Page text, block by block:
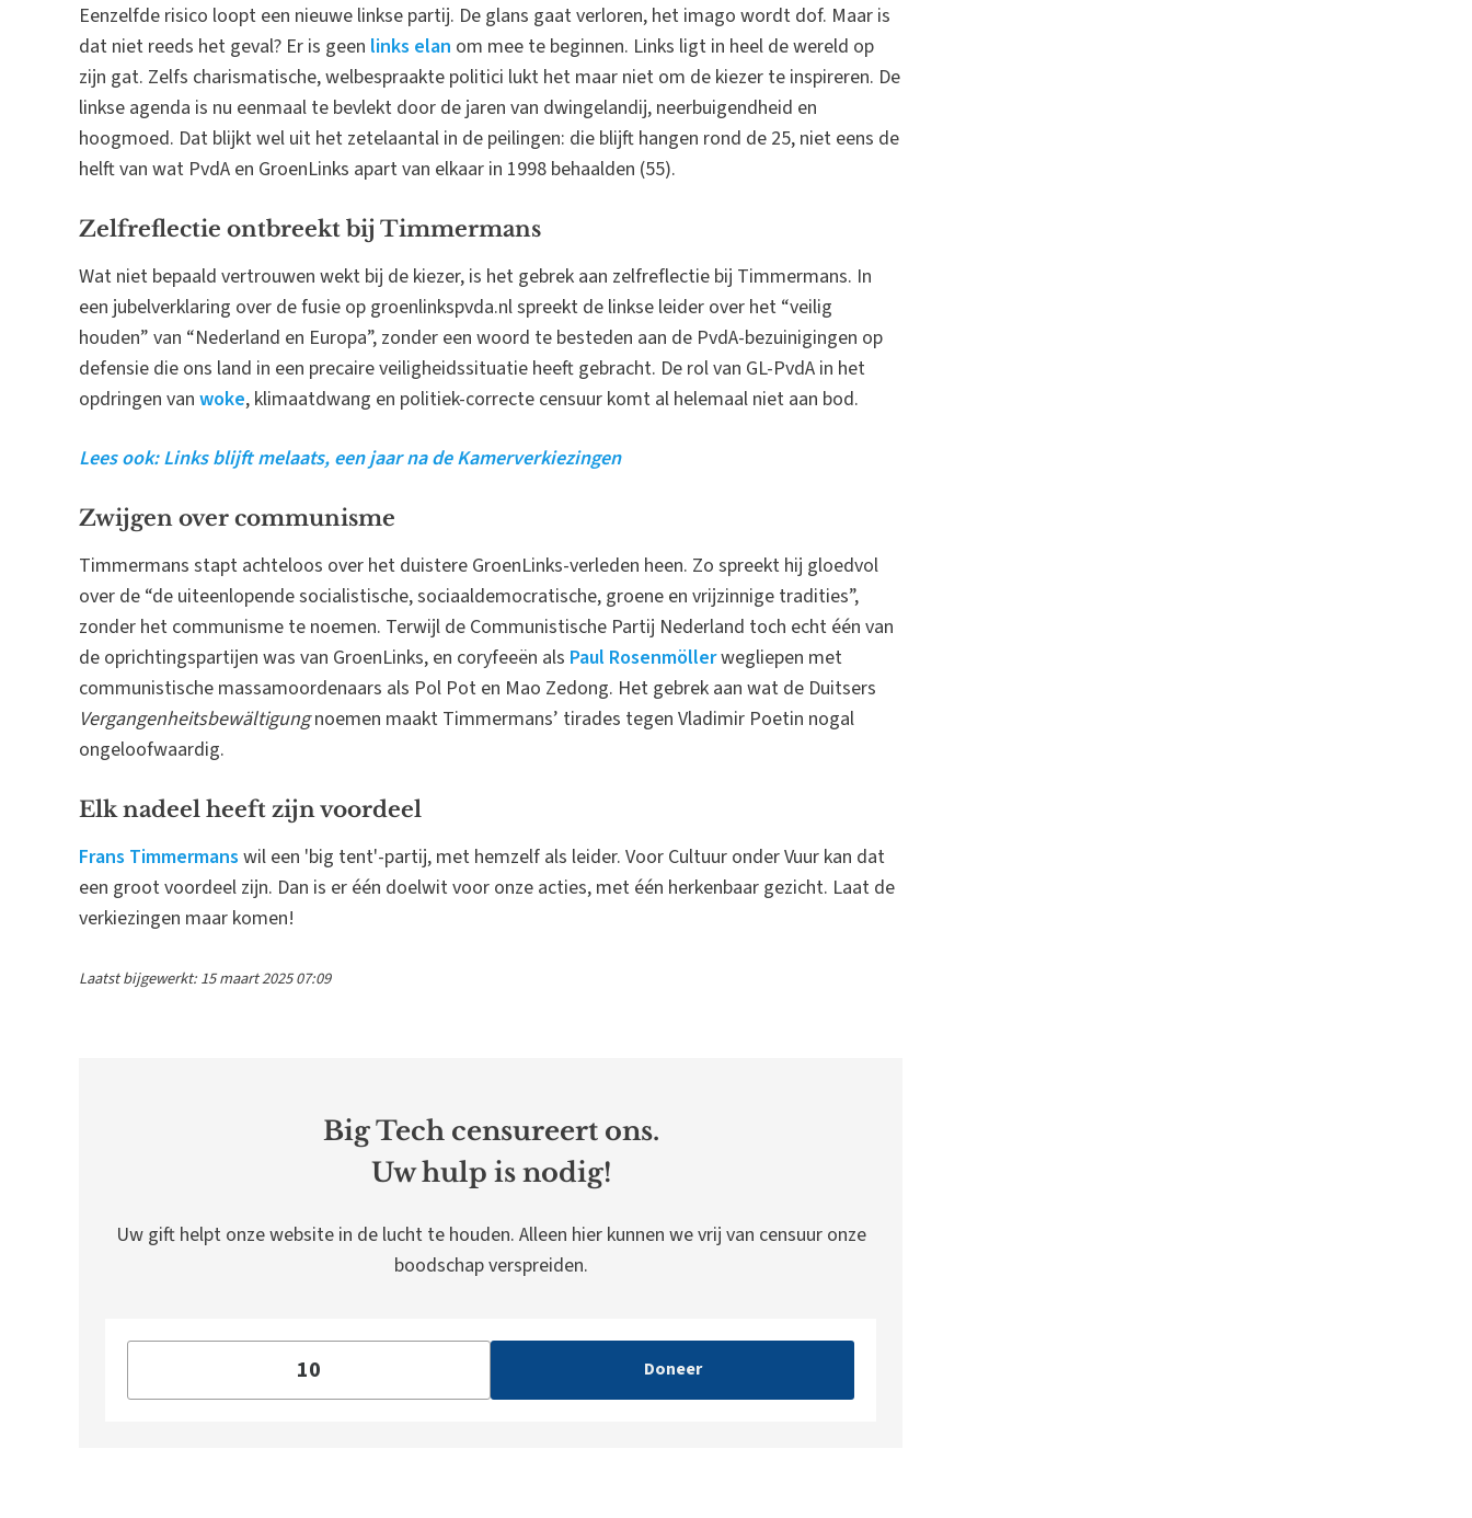
Eenzelfde risico loopt een nieuwe linkse partij. De glans gaat verloren, het imago wordt dof. Maar is
dat niet reeds het geval? Er is geen links elan om mee te beginnen. Links ligt in heel de wereld op
zijn gat. Zelfs charismatische, welbespraakte politici lukt het maar niet om de kiezer te inspireren. De
linkse agenda is nu eenmaal te bevlekt door de jaren van dwingelandij, neerbuigendheid en
hoogmoed. Dat blijkt wel uit het zetelaantal in de peilingen: die blijft hangen rond de 25, niet eens de
helft van wat PvdA en GroenLinks apart van elkaar in 1998 behaalden (55).
Zelfreflectie ontbreekt bij Timmermans
Wat niet bepaald vertrouwen wekt bij de kiezer, is het gebrek aan zelfreflectie bij Timmermans. In
een jubelverklaring over de fusie op groenlinkspvda.nl spreekt de linkse leider over het “veilig
houden” van “Nederland en Europa”, zonder een woord te besteden aan de PvdA-bezuinigingen op
defensie die ons land in een precaire veiligheidssituatie heeft gebracht. De rol van GL-PvdA in het
opdringen van woke, klimaatdwang en politiek-correcte censuur komt al helemaal niet aan bod.
Lees ook: Links blijft melaats, een jaar na de Kamerverkiezingen
Zwijgen over communisme
Timmermans stapt achteloos over het duistere GroenLinks-verleden heen. Zo spreekt hij gloedvol
over de “de uiteenlopende socialistische, sociaaldemocratische, groene en vrijzinnige tradities”,
zonder het communisme te noemen. Terwijl de Communistische Partij Nederland toch echt één van
de oprichtingspartijen was van GroenLinks, en coryfeeën als Paul Rosenmöllerwegliepen met
communistische massamoordenaars als Pol Pot en Mao Zedong. Het gebrek aan wat de Duitsers
Vergangenheitsbewältigungnoemen maakt Timmermans’ tirades tegen Vladimir Poetin nogal
ongeloofwaardig.
Elk nadeel heeft zijn voordeel
Frans Timmermans wil een 'big tent'-partij, met hemzelf als leider. Voor Cultuur onder Vuur kan dat
een groot voordeel zijn. Dan is er één doelwit voor onze acties, met één herkenbaar gezicht. Laat de
verkiezingen maar komen!
Laatst bijgewerkt: 15 maart 2025 07:09
Big Tech censureert ons.
Uw hulp is nodig!
Uw gift helpt onze website in de lucht te houden. Alleen hier kunnen we vrij van censuur onze
boodschap verspreiden.
Doneer